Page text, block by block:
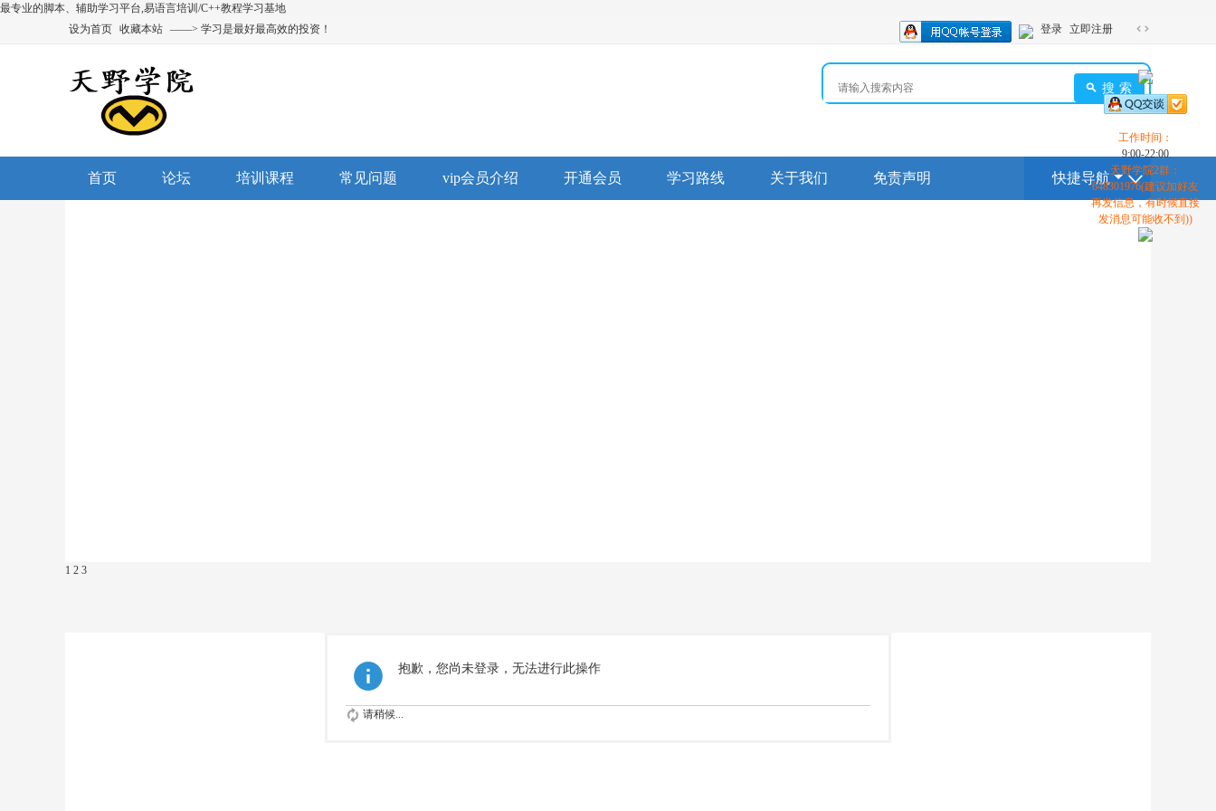
最专业的脚本、辅助学习平台,易语言培训/C++教程学习基地
设为首页 收藏本站 ——> 学习是最好最高效的投资！
换
到
宽
版
登录 立即注册
搜索
首页 论坛 培训课程 常见问题 vip会员介绍 开通会员 学习路线 关于我们 免责声明 快捷导航
1 2 3
抱歉，您尚未登录，无法进行此操作
请稍候...
工作时间：
9:00-22:00
天野学院2群：
648301976(建议加好友
再发信息，有时候直接
发消息可能收不到))